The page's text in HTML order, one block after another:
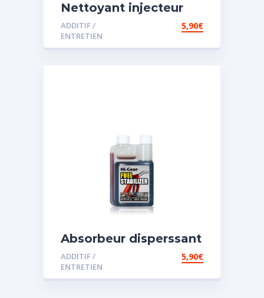
Nettoyant injecteur
diesel
ADDITIF /
ENTRETIEN
5,90€
Absorbeur disperssant
d’eau pour carburant
ADDITIF /
ENTRETIEN
5,90€